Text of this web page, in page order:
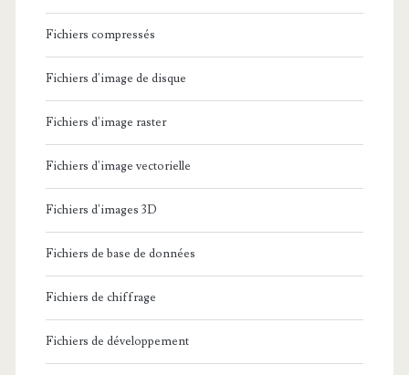
Fichiers compressés
Fichiers d'image de disque
Fichiers d'image raster
Fichiers d'image vectorielle
Fichiers d'images 3D
Fichiers de base de données
Fichiers de chiffrage
Fichiers de développement